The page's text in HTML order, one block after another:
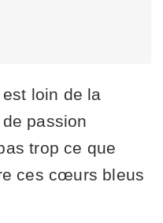
loin de la
passion
trop ce que
ces cœurs bleus